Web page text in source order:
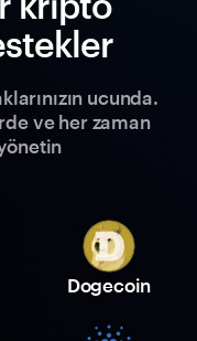
ucunda.
ve her zaman
Dogecoin